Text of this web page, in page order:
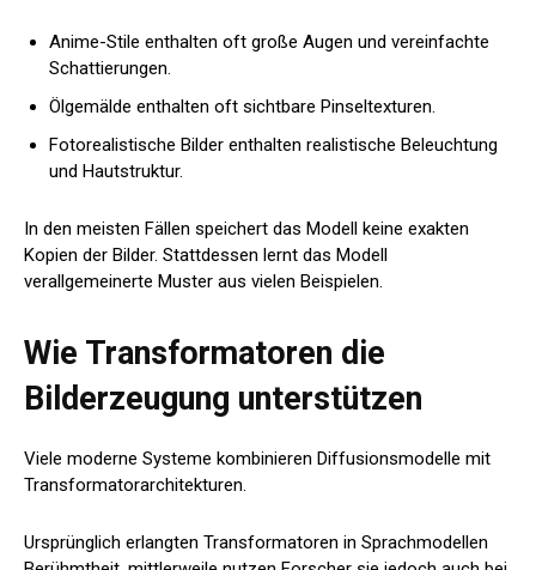
Anime-Stile enthalten oft große Augen und vereinfachte
Schattierungen.
Ölgemälde enthalten oft sichtbare Pinseltexturen.
Fotorealistische Bilder enthalten realistische Beleuchtung
und Hautstruktur.
In den meisten Fällen speichert das Modell keine exakten
Kopien der Bilder. Stattdessen lernt das Modell
verallgemeinerte Muster aus vielen Beispielen.
Wie Transformatoren die
Bilderzeugung unterstützen
Viele moderne Systeme kombinieren Diffusionsmodelle mit
Transformatorarchitekturen.
Ursprünglich erlangten Transformatoren in Sprachmodellen